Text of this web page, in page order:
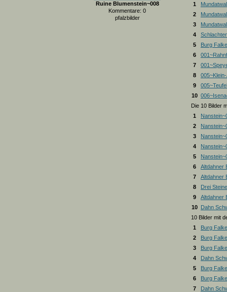
Ruine Blumenstein~008
Kommentare: 0
pfalzbilder
1
2
3
4
5
Burg
6
7
8
9
10
Die 10 Bilder
1
2
3
4
5
6
Altdahner
7
Altdahner
8
Drei
9
Altdahner
10
Dahn
10 Bilder mit
1
Burg
2
Burg
3
Burg
4
Dahn
5
Burg
6
Burg
7
Dahn